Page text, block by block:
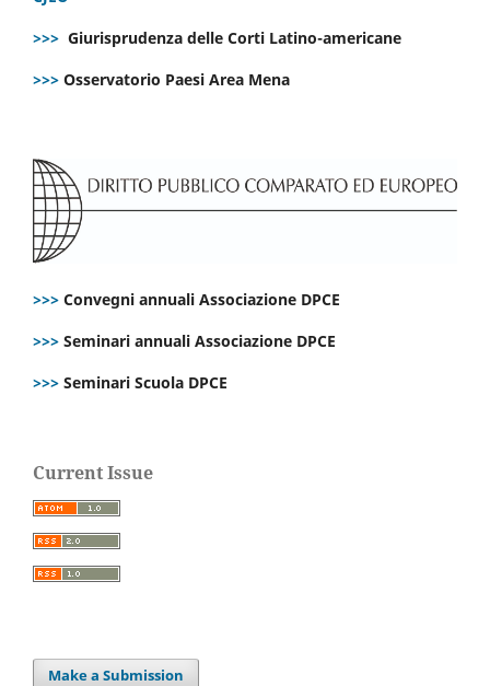
>>> Giurisprudenza delle Corti Latino-americane
>>> Osservatorio Paesi Area Mena
>>> Convegni annuali Associazione DPCE
>>> Seminari annuali Associazione DPCE
>>> Seminari Scuola DPCE
Current Issue
Make a Submission